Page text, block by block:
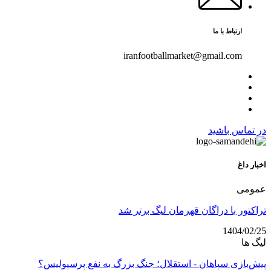
ارتباط با ما
iranfootballmarket@gmail.com
در تماس باشید
اخبار داغ
عمومی
تراکتور با دراگان قهرمان لیگ برتر شد
1404/02/25
لیگ ها
پیش‌بازی سپاهان - استقلال؛ جنگ بزرگ به نفع پرسپولیس؟